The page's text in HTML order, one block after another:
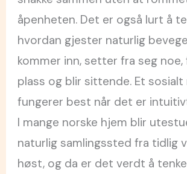
åpenheten. Det er også lurt å
hvordan gjester naturlig
kommer inn, setter fra seg noe,
plass og blir sittende. Et sosialt
fungerer best når det er
I mange norske hjem blir
naturlig samlingssted fra tidlig
høst, og da er det verdt å